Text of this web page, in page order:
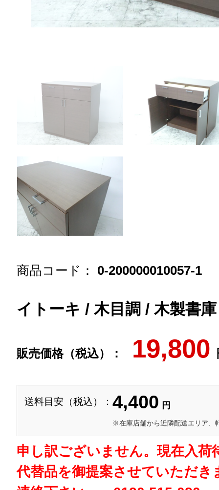
商品コード： 0-200000010057-1
イトーキ / 木目調 / 木製書庫
販売価格（税込）： 19,800
送料目安（税込）： 4,400 円
※在庫店舗から近隣配送エリア、
申し訳ございません。現在入荷
代替品を御提案させていただき